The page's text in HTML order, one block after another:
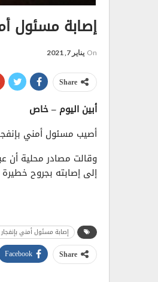
إصابة مسئول
On يناير 7, 2021
Share
أبين اليوم – خاص
أصيب مسئول أمني
وقالت مصادر محلية أن
إلى إصابته بجروح
إصابة مسئول أمني
Share
Facebook